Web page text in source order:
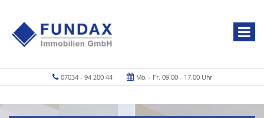
07034 - 94 200 44 Mo. - Fr. 09.00 - 17.00 Uhr